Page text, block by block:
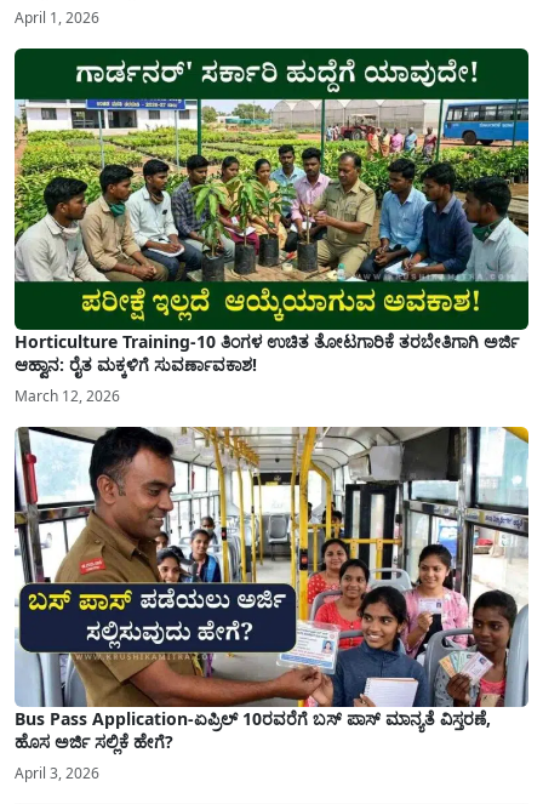
April 1, 2026
Horticulture Training-10 ತಿಂಗಳ ಉಚಿತ ತೋಟಗಾರಿಕೆ ತರಬೇತಿಗಾಗಿ ಅರ್ಜಿ
ಆಹ್ವಾನ: ರೈತ ಮಕ್ಕಳಿಗೆ ಸುವರ್ಣಾವಕಾಶ!
March 12, 2026
Bus Pass Application-ಏಪ್ರಿಲ್ 10ರವರೆಗೆ ಬಸ್ ಪಾಸ್ ಮಾನ್ಯತೆ ವಿಸ್ತರಣೆ,
ಹೊಸ ಅರ್ಜಿ ಸಲ್ಲಿಕೆ ಹೇಗೆ?
April 3, 2026